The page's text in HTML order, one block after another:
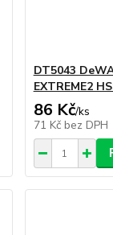
DT5043
EXTREME2
86 Kč/ks
71 Kč bez DPH